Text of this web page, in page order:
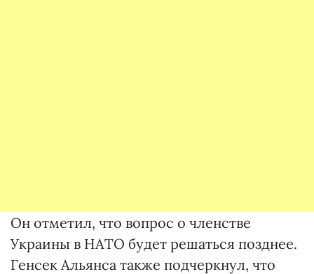
Он отметил, что вопрос о членстве
Украины в НАТО будет решаться позднее.
Генсек Альянса также подчеркнул, что